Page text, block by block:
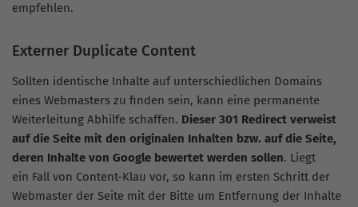
empfehlen.
Externer Duplicate Content
Sollten identische Inhalte auf unterschiedlichen Domains
eines Webmasters zu finden sein, kann eine permanente
Weiterleitung Abhilfe schaffen. Dieser 301 Redirect verweist
auf die Seite mit den originalen Inhalten bzw. auf die Seite,
deren Inhalte von Google bewertet werden sollen. Liegt
ein Fall von Content-Klau vor, so kann im ersten Schritt der
Webmaster der Seite mit der Bitte um Entfernung der Inhalte